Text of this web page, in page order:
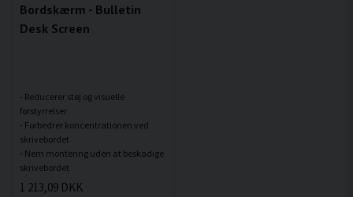
Bordskærm - Bulletin
Desk Screen
- Reducerer støj og visuelle
forstyrrelser
- Forbedrer koncentrationen ved
skrivebordet
- Nem montering uden at beskadige
1 213,09 DKK